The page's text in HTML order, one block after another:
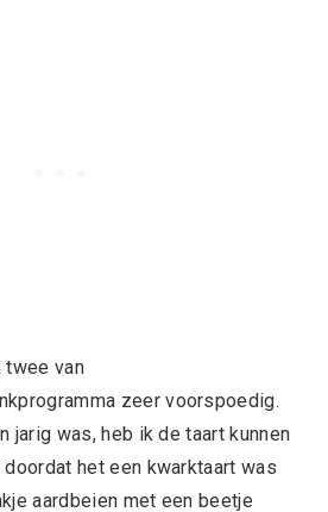
twee van
zeer voorspoedig.
jarig was, heb ik de taart kunnen
het een kwarktaart was
aardbeien met een beetje